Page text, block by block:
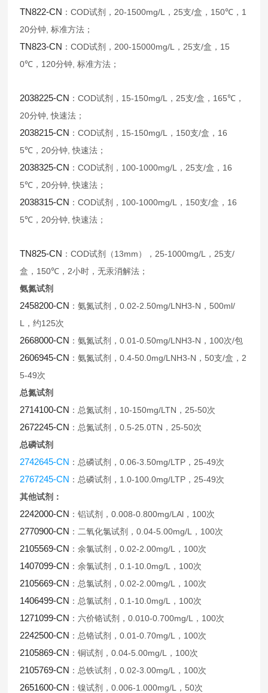
TN822-CN ：COD试剂， 20-1500mg/L ， 25支/盒， 150℃ ， 1
20分钟 ,标准方法；
TN823-CN ：COD试剂， 200-15000mg/L ， 25支/盒， 15
0℃ ， 120分钟 ,标准方法；
2038225-CN ：COD试剂， 15-150mg/L ， 25支/盒， 165℃ ，
20分钟 ,快速法；
2038215-CN ：COD试剂， 15-150mg/L ， 150支/盒， 16
5℃ ， 20分钟 ,快速法；
2038325-CN ：COD试剂， 100-1000mg/L ， 25支/盒， 16
5℃ ， 20分钟 ,快速法；
2038315-CN ：COD试剂， 100-1000mg/L ， 150支/盒， 16
5℃ ， 20分钟 ,快速法；
TN825-CN ：COD试剂（ 13mm ）， 25-1000mg/L ， 25支/
盒， 150℃ ， 2小时，无汞消解法；
氨氮试剂
2458200-CN ：氨氮试剂，0.02-2.50mg/LNH3-N ，500ml/
L
，约125次
2668000-CN ：氨氮试剂，0.01-0.50mg/LNH3-N ， 100次/包
2606945-CN ：氨氮试剂，0.4-50.0mg/LNH3-N ，50支/盒， 2
5-49次
总氮试剂
2714100-CN ：总氮试剂， 10-150mg/LTN ， 25-50次
2672245-CN ：总氮试剂，0.5-25.0TN ， 25-50次
总磷试剂
2742645-CN ：总磷试剂，0.06-3.50mg/LTP ， 25-49次
2767245-CN ：总磷试剂， 1.0-100.0mg/LTP ， 25-49次
其他试剂：
2242000-CN ：铝试剂，0.008-0.800mg/LAl ， 100次
2770900-CN ：二氧化氯试剂，0.04-5.00mg/L ， 100次
2105569-CN ：余氯试剂，0.02-2.00mg/L ， 100次
1407099-CN ：余氯试剂，0.1-10.0mg/L ， 100次
2105669-CN ：总氯试剂，0.02-2.00mg/L ， 100次
1406499-CN ：总氯试剂，0.1-10.0mg/L ， 100次
1271099-CN ：六价铬试剂，0.010-0.700mg/L ， 100次
2242500-CN ：总铬试剂，0.01-0.70mg/L ， 100次
2105869-CN ：铜试剂，0.04-5.00mg/L ， 100次
2105769-CN ：总铁试剂，0.02-3.00mg/L ， 100次
2651600-CN ：镍试剂，0.006-1.000mg/L ，50次